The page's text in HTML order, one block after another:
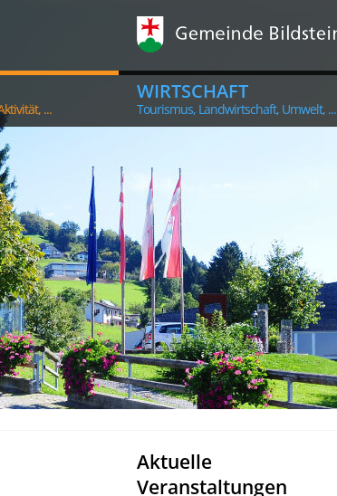
...
WIRTSCHAFT
Tourismus, Landwirtschaft, Umwelt, ...
Aktuelle
Veranstaltungen